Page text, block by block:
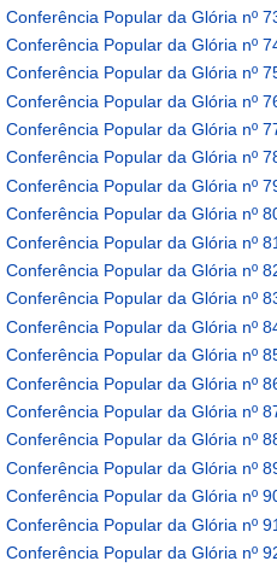
Conferência Popular da Glória nº
Conferência Popular da Glória nº
Conferência Popular da Glória nº
Conferência Popular da Glória nº
Conferência Popular da Glória nº
Conferência Popular da Glória nº
Conferência Popular da Glória nº
Conferência Popular da Glória nº
Conferência Popular da Glória nº
Conferência Popular da Glória nº
Conferência Popular da Glória nº
Conferência Popular da Glória nº
Conferência Popular da Glória nº
Conferência Popular da Glória nº
Conferência Popular da Glória nº
Conferência Popular da Glória nº
Conferência Popular da Glória nº
Conferência Popular da Glória nº
Conferência Popular da Glória nº
Conferência Popular da Glória nº